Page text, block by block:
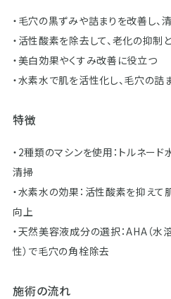
・毛穴の黒ずみや詰まりを改善し、
・活性酸素を除去して、老化の抑制
・美白効果やくすみ改善に役立つ
・水素水で肌を活性化し、毛穴の詰
特徴
・2種類のマシンを使用：トルネー
清掃
・水素水の効果：活性酸素を抑え
向上
・天然美容液成分の選択：AHA（水
性）で毛穴の角栓除去
施術の流れ